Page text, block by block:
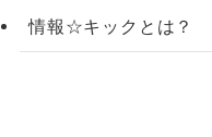
情報☆キックとは？